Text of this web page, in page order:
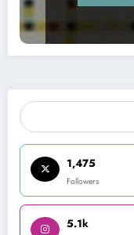
1,475
Followers
5.1k